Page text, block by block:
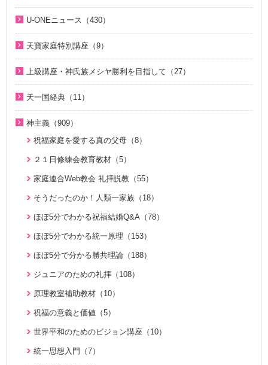
幸運の言葉（77）
天の摂理からみた真の父母様の位相と価値（真の父母論）
韓民族選民大叙事詩（6）
脱会説得の宗教的背景（9）
そうだったのか！人類一家族（18）
そうだったのか！統一原理（34）
２１日修練会教育教材（33）
真の幸せ講座（15）
シリーズ『原理講論』を読む（20）
統一原理（14）
ゴッディズム（19）
ゴッディズム・ポイント講座（17）
神主義講座（10）
小学生のための原理講義（12）
北谷真雄氏が語る統一原理＆証し（21）
二世のための祝福結婚講座（38）
VIDEO de 訓読『原理講論』（42）
続・二世のための祝福結婚講座（10）
家庭連合Web教会 礼拝説教（55）
中高生のためのWeb礼拝（192）
聖歌（歌入り）（88）
ジュニアのための礼拝（108）
親と子のための説教集 こども礼拝（32）
全国オンライン礼拝（1）
2025年（12）
2022年（1）
2020年（24）
2017年（10）
2016年（9）
2015年（10）
2014年（10）
2013年（9）
2010年（2）
2009年（5）
2008年（1）
U-ONEニュース（430）
2025年（25）
2024年（26）
2023年（27）
天寶家庭特別講座（9）
上級講座・神氏族メシヤ勝利を目指して（27）
1. 家庭教育講座（11）
2. 神氏族メシヤ講座（8）
3. HJ天宙天寶修錬苑講座（3）
コミュニケーション講座（2）
天一国経典（11）
神主義（909）
祝福家庭を愛する真の父母（8）
２１日修練会教育教材（5）
家庭連合Web教会 礼拝説教（55）
そうだったのか！人類一家族（18）
ほぼ5分でわかる祝福結婚Q&A（78）
ほぼ5分でわかる統一原理（153）
ほぼ5分で分かる勝共理論（188）
ジュニアのための礼拝（108）
原理教室補助教材（10）
祝福の意義と価値（5）
世界平和のためのビジョン講座（10）
統一思想入門（7）